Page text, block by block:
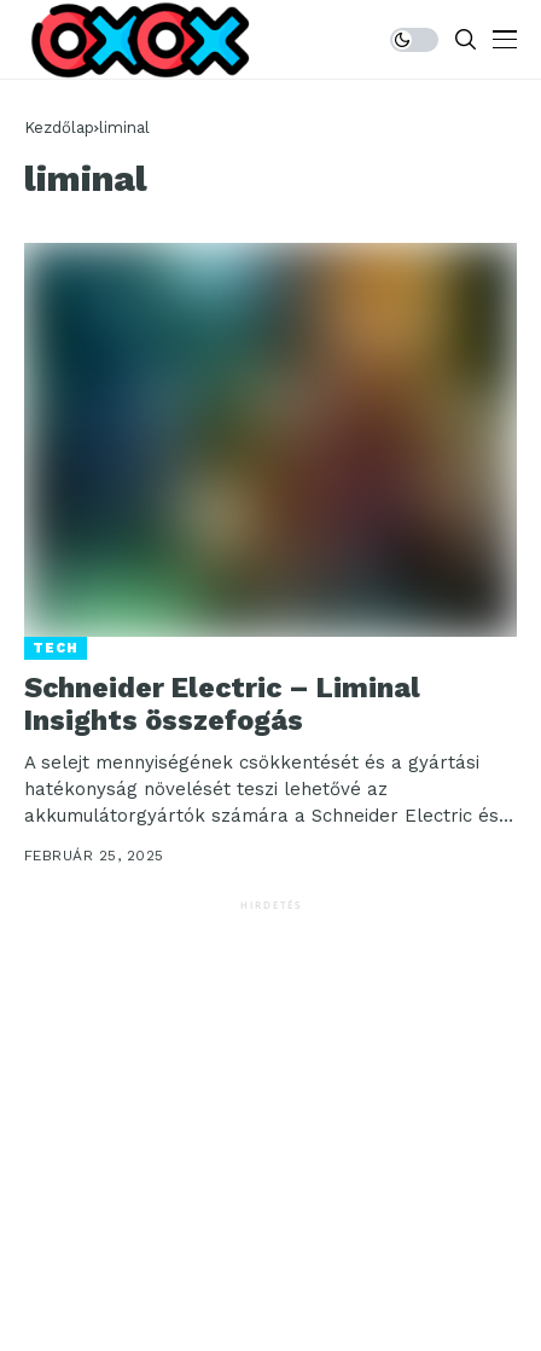
Kezdőlap liminal
liminal
TECH
Schneider Electric – Liminal
Insights összefogás
A selejt mennyiségének csökkentését és a gyártási
hatékonyság növelését teszi lehetővé az
akkumulátorgyártók számára a Schneider Electric és a
Liminal Insights összefogása. A...
FEBRUÁR 25, 2025
HIRDETÉS